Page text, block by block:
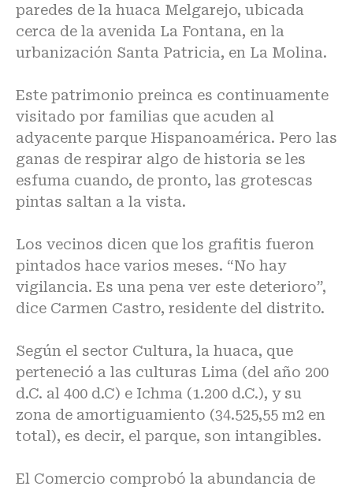
paredes de la huaca Melgarejo, ubicada
cerca de la avenida La Fontana, en la
urbanización Santa Patricia, en La Molina.
Este patrimonio preinca es continuamente
visitado por familias que acuden al
adyacente parque Hispanoamérica. Pero las
ganas de respirar algo de historia se les
esfuma cuando, de pronto, las grotescas
pintas saltan a la vista.
Los vecinos dicen que los grafitis fueron
pintados hace varios meses. “No hay
vigilancia. Es una pena ver este deterioro”,
dice Carmen Castro, residente del distrito.
Según el sector Cultura, la huaca, que
perteneció a las culturas Lima (del año 200
d.C. al 400 d.C) e Ichma (1.200 d.C.), y su
zona de amortiguamiento (34.525,55 m2 en
total), es decir, el parque, son intangibles.
El Comercio comprobó la abundancia de